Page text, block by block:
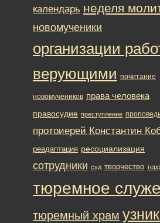
календарь неделя
новомученики
организации
верующими почитание
новомучеников права человека
правосудие преступление
протоиерей Константин
реадаптация ресоциализация
сотрудники суд творчество
тюремное
тюремный храм